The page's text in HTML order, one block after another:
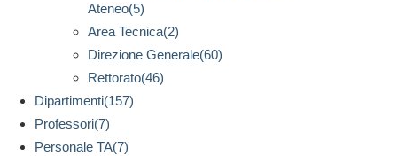
Ateneo(5)
Area Tecnica(2)
Direzione Generale(60)
Rettorato(46)
Dipartimenti(157)
Professori(7)
Personale TA(7)